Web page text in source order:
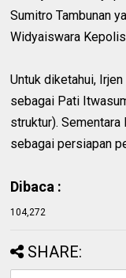
Sumitro Tambunan
Widyaiswara
Untuk diketahui,
sebagai Pati
struktur).
sebagai persiapan
Dibaca :
104,272
SHARE: